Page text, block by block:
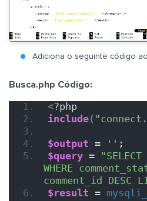
Adiciona o seguinte código
Busca.php Código:
<?php
include(
$output = '' ;
$query =
WHERE
comment_id DESC
$result =